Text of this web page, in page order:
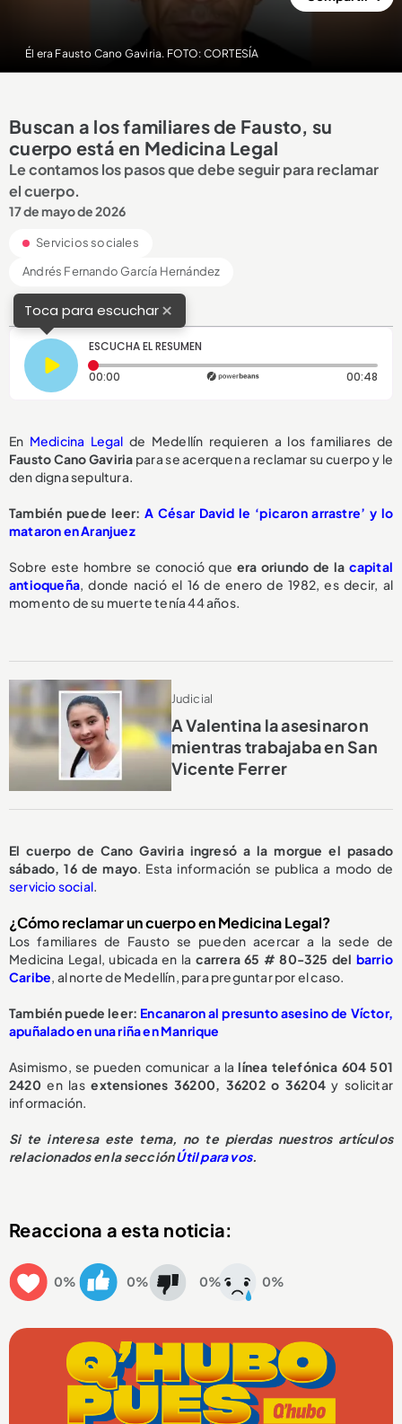
Él era Fausto Cano Gaviria. FOTO: CORTESÍA
Buscan a los familiares de Fausto, su
cuerpo está en Medicina Legal
Le contamos los pasos que debe seguir para reclamar
el cuerpo.
17 de mayo de 2026
Servicios sociales
Andrés Fernando García Hernández
Toca para escuchar×
ESCUCHA EL RESUMEN
00:00 Tiempo transcurrido: 0 segundos 00:48
En Medicina Legal de Medellín requieren a los familiares de
Fausto Cano Gaviria para se acerquen a reclamar su cuerpo y le
den digna sepultura.
También puede leer:A César David le ‘picaron arrastre’ y lo
mataron en Aranjuez
Sobre este hombre se conoció que era oriundo de la capital
antioqueña, donde nació el 16 de enero de 1982, es decir, al
momento de su muerte tenía 44 años.
Judicial
A Valentina la asesinaron
mientras trabajaba en San
Vicente Ferrer
El cuerpo de Cano Gaviria ingresó a la morgue el pasado
sábado, 16 de mayo. Esta información se publica a modo de
servicio social.
¿Cómo reclamar un cuerpo en Medicina Legal?
Los familiares de Fausto se pueden acercar a la sede de
Medicina Legal, ubicada en la carrera 65 # 80-325 del barrio
Caribe, al norte de Medellín, para preguntar por el caso.
También puede leer: Encanaron al presunto asesino de Víctor,
apuñalado en una riña en Manrique
Asimismo, se pueden comunicar a lalínea telefónica 604 501
2420 en lasextensiones 36200, 36202 o 36204y solicitar
información.
Si te interesa este tema, no te pierdas nuestros artículos
relacionados en la secciónÚtil para vos.
Reacciona a esta noticia:
0% 0% 0% 0%